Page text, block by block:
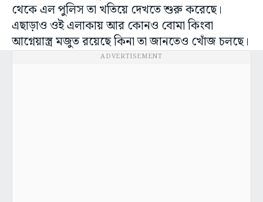
থেকে এল পুলিস তা খতিয়ে দেখতে শুরু করেছে।
এছাড়াও ওই এলাকায় আর কোনও বোমা কিংবা
আগ্নেয়াস্ত্র মজুত রয়েছে কিনা তা জানতেও খোঁজ চলছে।
ADVERTISEMENT